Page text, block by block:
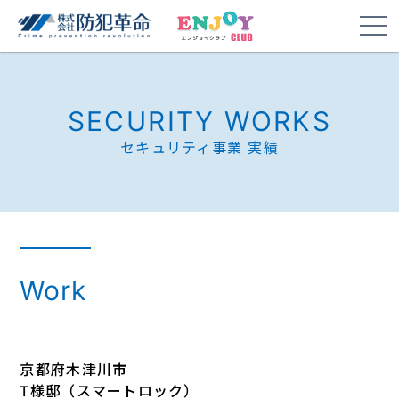
SECURITY WORKS
セキュリティ事業 実績
Work
京都府木津川市
T様邸（スマートロック）